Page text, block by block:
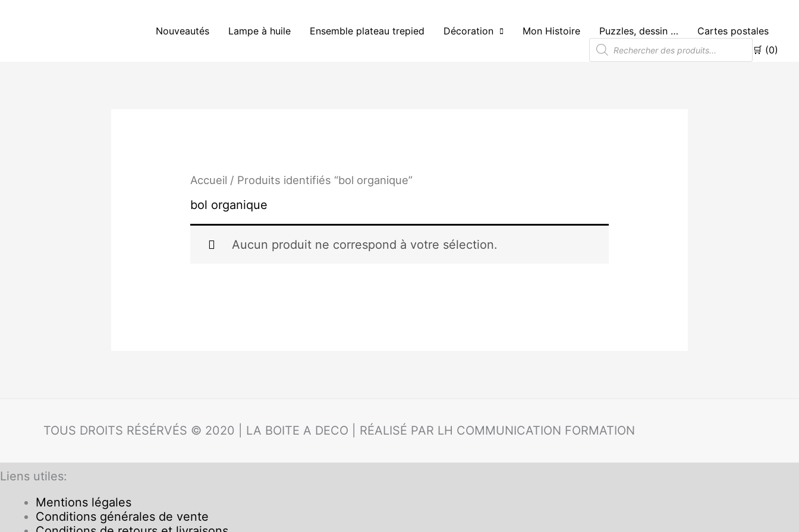
Nouveautés Lampe à huile Ensemble plateau trepied Décoration Mon Histoire Puzzles, dessin …
Cartes postales
Recherche
de
🛒 (0)
Accueil / Produits identifiés “bol organique”
bol organique
Aucun produit ne correspond à votre sélection.
TOUS DROITS RÉSÉRVÉS © 2020 | LA BOITE A DECO | RÉALISÉ PAR LH COMMUNICATION FORMATION
Liens utiles:
Mentions légales
Conditions générales de vente